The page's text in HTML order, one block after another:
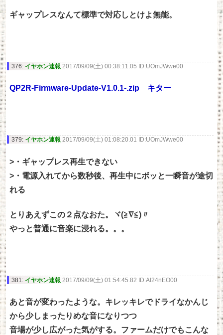
ギャップレスなんて標準で対応しとけよ無能。
376: イヤホン速報 2017/09/09(土) 00:38:11.05 ID:UOmJWwe00
QP2R-Firmware-Update-V1.0.1-.zip キター
379: イヤホン速報 2017/09/09(土) 01:08:20.01 ID:UOmJWwe00
>・ギャップレス再生できない
>・電源入れてから数秒後、再生中にボッと一瞬音が途切
れる
とりあえずこの２点なおた。ヾ(≧∇≦)〃
やっと普通に音楽に浸れる。。。
381: イヤホン速報 2017/09/09(土) 01:54:45.82 ID:Al24nEO00
あと音が変わったような。キレッキレでドライなかんじ
から少しまったりめな音になりつつ
音場が少し広がった気がする。ファームだけでもこんな